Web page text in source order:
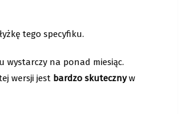
tego specyfiku.
wystarczy na ponad miesiąc.
wersji jest bardzo skutecznyw